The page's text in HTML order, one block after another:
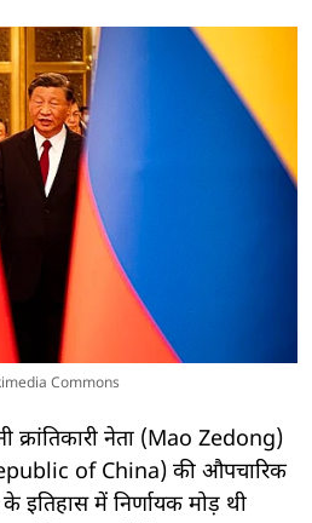
Commons
नेता (Mao Zedong)
of China) की औपचारिक
इतिहास में निर्णायक मोड़ थी